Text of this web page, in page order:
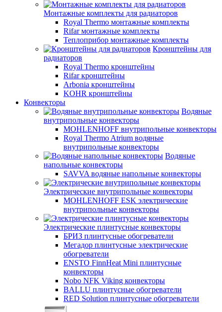
Монтажные комплекты для радиаторов
Royal Thermo монтажные комплекты
Rifar монтажные комплекты
Теплоприбор монтажные комплекты
Кронштейны для
радиаторов
Royal Thermo кронштейны
Rifar кронштейны
Arbonia кронштейны
KOHR кронштейны
Конвекторы
Водяные
внутрипольные конвекторы
MOHLENHOFF внутрипольные конвекторы
Royal Thermo Atrium водяные
внутрипольные конвекторы
Водяные
напольные конвекторы
SAVVA водяные напольные конвекторы
Электрические внутрипольные конвекторы
MOHLENHOFF ESK электрические
внутрипольные конвекторы
Электрические плинтусные конвекторы
БРИЗ плинтусные обогреватели
Мегадор плинтусные электрические
обогреватели
ENSTO FinnHeat Mini плинтусные
конвекторы
Nobo NFK Viking конвекторы
BALLU плинтусные обогреватели
RED Solution плинтусные обогреватели